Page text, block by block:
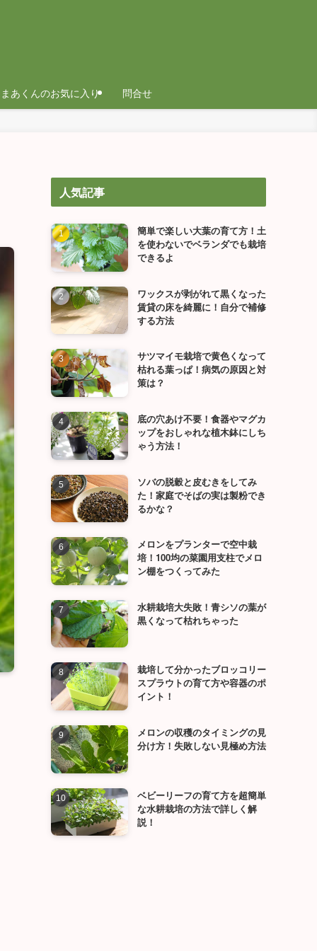
まあくんのお気に入り 問合せ
人気記事
簡単で楽しい大葉の育て方！土
を使わないでベランダでも栽培
できるよ
ワックスが剥がれて黒くなった
賃貸の床を綺麗に！自分で補修
する方法
サツマイモ栽培で黄色くなって
枯れる葉っぱ！病気の原因と対
策は？
底の穴あけ不要！食器やマグカ
ップをおしゃれな植木鉢にしち
ゃう方法！
ソバの脱穀と皮むきをしてみ
た！家庭でそばの実は製粉でき
るかな？
メロンをプランターで空中栽
培！100均の菜園用支柱でメロ
ン棚をつくってみた
水耕栽培大失敗！青シソの葉が
黒くなって枯れちゃった
栽培して分かったブロッコリー
スプラウトの育て方や容器のポ
イント！
メロンの収穫のタイミングの見
分け方！失敗しない見極め方法
ベビーリーフの育て方を超簡単
な水耕栽培の方法で詳しく解
説！